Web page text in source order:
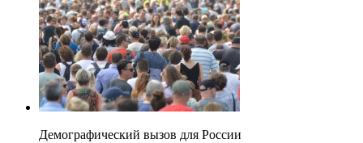
Демографический вызов для России